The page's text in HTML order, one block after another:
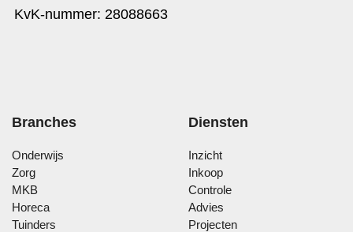
KvK-nummer: 28088663
Branches
Onderwijs
Zorg
MKB
Horeca
Tuinders
Diensten
Inzicht
Inkoop
Controle
Advies
Projecten